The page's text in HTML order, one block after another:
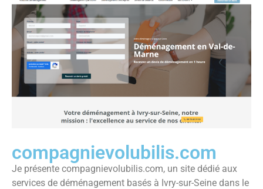
compagnievolubilis.com
Je présente compagnievolubilis.com, un site dédié aux
services de déménagement basés à Ivry-sur-Seine dans le